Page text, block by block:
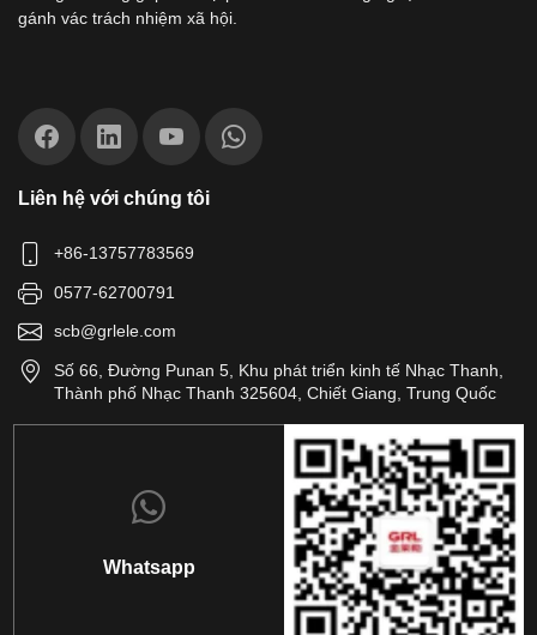
gánh vác trách nhiệm xã hội.
Liên hệ với chúng tôi
+86-13757783569
0577-62700791
scb@grlele.com
Số 66, Đường Punan 5, Khu phát triển kinh tế Nhạc Thanh,
Thành phố Nhạc Thanh 325604, Chiết Giang, Trung Quốc
Whatsapp